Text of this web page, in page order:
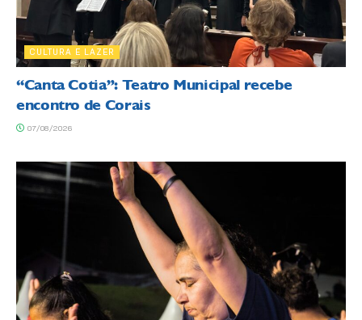
CULTURA E LAZER
“Canta Cotia”: Teatro Municipal recebe
encontro de Corais
07/08/2026